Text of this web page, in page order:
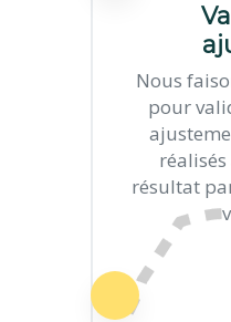
Nous
pour
résultat